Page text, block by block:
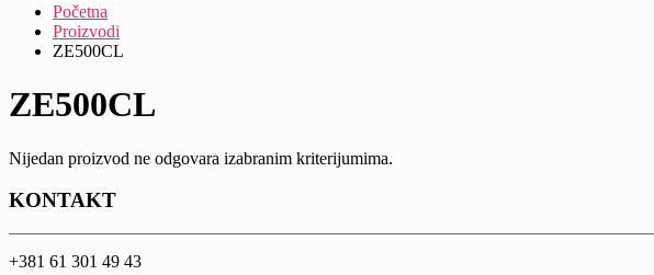
Početna
Proizvodi
ZE500CL
ZE500CL
Nijedan proizvod ne odgovara izabranim kriterijumima.
KONTAKT
+381 61 301 49 43